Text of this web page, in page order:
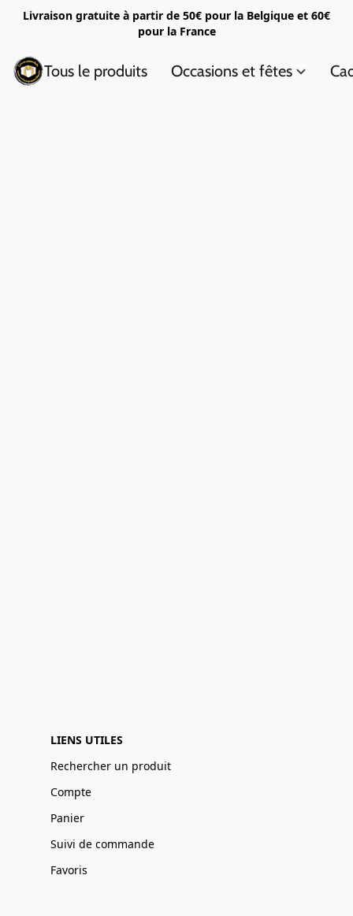
Livraison gratuite à partir de 50€ pour la Belgique et 60€
pour la France
Tous le produits Occasions et fêtes
LIENS UTILES
Rechercher un produit
Compte
Panier
Suivi de commande
Favoris